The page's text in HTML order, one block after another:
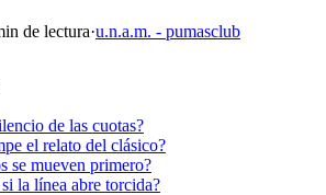
de lectura·u.n.a.m. - pumasclub
de las cuotas?
el relato del clásico?
se mueven primero?
la línea abre torcida?